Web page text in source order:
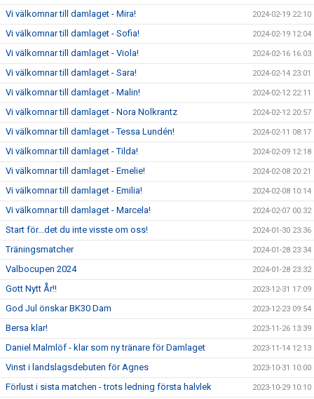
Vi välkomnar till damlaget - Mira! 2024-02-19 22:10
Vi välkomnar till damlaget - Sofia! 2024-02-19 12:04
Vi välkomnar till damlaget - Viola! 2024-02-16 16:03
Vi välkomnar till damlaget - Sara! 2024-02-14 23:01
Vi välkomnar till damlaget - Malin! 2024-02-12 22:11
Vi välkomnar till damlaget - Nora Nolkrantz 2024-02-12 20:57
Vi välkomnar till damlaget - Tessa Lundén! 2024-02-11 08:17
Vi välkomnar till damlaget - Tilda! 2024-02-09 12:18
Vi välkomnar till damlaget - Emelie! 2024-02-08 20:21
Vi välkomnar till damlaget - Emilia! 2024-02-08 10:14
Vi välkomnar till damlaget - Marcela! 2024-02-07 00:32
Start för...det du inte visste om oss! 2024-01-30 23:36
Träningsmatcher 2024-01-28 23:34
Valbocupen 2024 2024-01-28 23:32
Gott Nytt År!! 2023-12-31 17:09
God Jul önskar BK30 Dam 2023-12-23 09:54
Bersa klar! 2023-11-26 13:39
Daniel Malmlöf - klar som ny tränare för Damlaget 2023-11-14 12:13
Vinst i landslagsdebuten för Agnes 2023-10-31 10:00
Förlust i sista matchen - trots ledning första halvlek 2023-10-29 10:10